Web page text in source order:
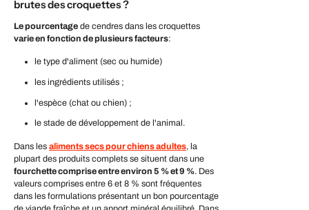
brutes des croquettes ?
Le pourcentage de cendres dans les croquettes
varie en fonction de plusieurs facteurs:
le type d'aliment (sec ou humide)
les ingrédients utilisés ;
l'espèce (chat ou chien) ;
le stade de développement de l'animal.
Dans les alimentssecs pour chiens adultes, la
plupart des produits complets se situent dans une
fourchette comprise entre environ 5 % et 9 %. Des
valeurs comprises entre 6 et 8 % sont fréquentes
dans les formulations présentant un bon pourcentage